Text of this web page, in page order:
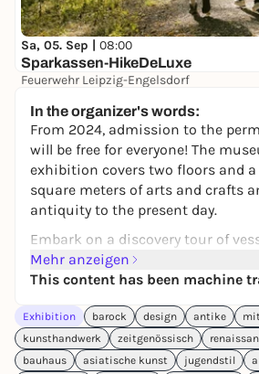
Sa, 05. Sep | 08:00
Sparkassen-HikeDeLuxe
Feuerwehr Leipzig-Engelsdorf
In the organizer's words:
From 2024, admission to the
will be free for everyone! The
exhibition covers two floors and
square meters of arts and crafts
antiquity to the present day.
Embark on a discovery tour of
and Roman antiquity, Chinese
from the Qing dynasty through to
academy or designer chairs from
Mehr anzeigen
This content has been machine
Exhibition barock design antike
kunsthandwerk
zeitgenössisch
bauhaus
asiatische kunst jugendstil